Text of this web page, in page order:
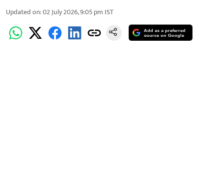
Updated on:02 July 2026, 9:05 pm IST
Add as a preferred
source on Google